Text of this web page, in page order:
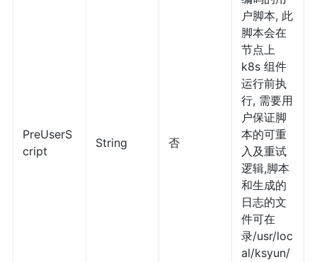
PreUserS
cript
String 否
户脚本, 此
脚本会在
节点上
k8s 组件
运行前执
行, 需要用
户保证脚
本的可重
入及重试
逻辑,脚本
和生成的
日志的文
件可在
录/usr/loc
al/ksyun/